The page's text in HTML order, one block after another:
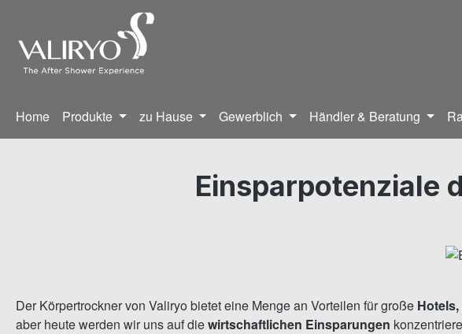
Hauptinhalt springen
Zur Hauptnavigation springen
Home Produkte zu Hause Gewerblich Händler & Beratung
Einsparpotenziale
Der Körpertrockner von Valiryo bietet eine Menge an Vorteilen für große
aber heute werden wir uns auf diewirtschaftlichen Einsparungen